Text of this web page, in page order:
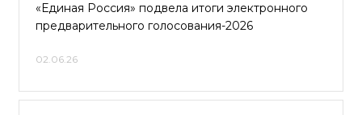
«Единая Россия» подвела итоги электронного
предварительного голосования-2026
02.06.26